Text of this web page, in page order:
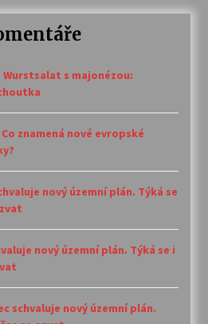
Wurstsalat s majonézou:
znamená nové evropské
nový územní plán. Týká se
nový územní plán. Týká se i
schvaluje nový územní plán.